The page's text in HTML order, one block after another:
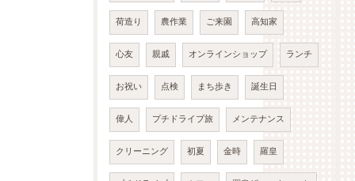
荷造り 農作業 ご来園 高知家
心友 親戚 オンラインショップ ランチ
お祝い 点検 まち歩き 誕生日
偉人 プチドライブ旅 メンテナンス
クリーニング 初夏 金時 羅皇